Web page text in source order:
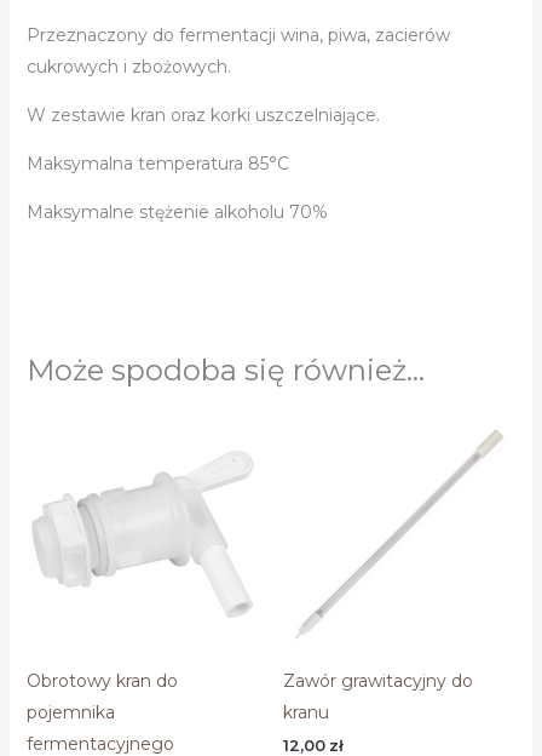
Przeznaczony do fermentacji wina, piwa, zacierów
cukrowych i zbożowych.
W zestawie kran oraz korki uszczelniające.
Maksymalna temperatura 85°C
Maksymalne stężenie alkoholu 70%
Może spodoba się również…
Obrotowy kran do
pojemnika
fermentacyjnego
Zawór grawitacyjny do
kranu
12,00 zł